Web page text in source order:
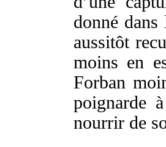
donné dans
aussitôt
moins en
Forban
poignarde à
nourrir de